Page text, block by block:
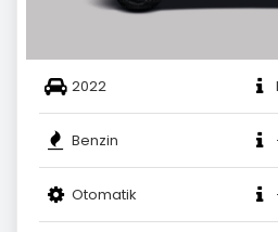
2022
Benzin
Otomatik